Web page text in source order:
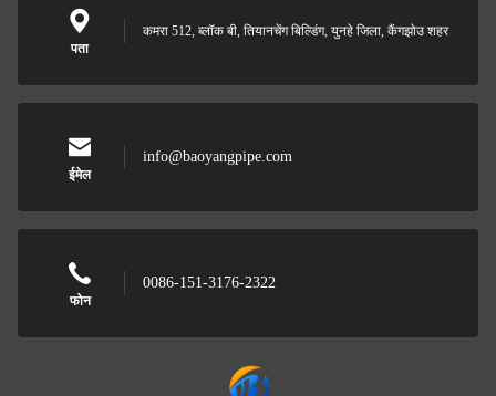
पता
कमरा 512, ब्लॉक बी, तियानचेंग बिल्डिंग, युनहे जिला, कैंगझोउ शहर
ईमेल
info@baoyangpipe.com
फोन
0086-151-3176-2322